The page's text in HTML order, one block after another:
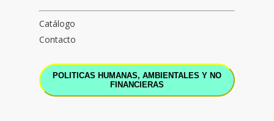
Catálogo
Contacto
POLITICAS HUMANAS, AMBIENTALES Y NO
FINANCIERAS